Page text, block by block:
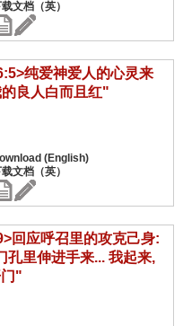
纯爱神爱人的心灵来
良人白而且红"
回应呼召里的攻克己身:
孔里伸进手来... 我起来,
"